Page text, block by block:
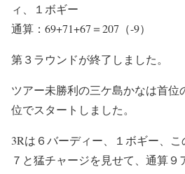
ィ、１ボギー
通算：69+71+67＝207（-9）
第３ラウンドが終了しました。
ツアー未勝利の三ケ島かなは首位
位でスタートしました。
3Rは６バーディー、１ボギー、
７と猛チャージを見せて、通算